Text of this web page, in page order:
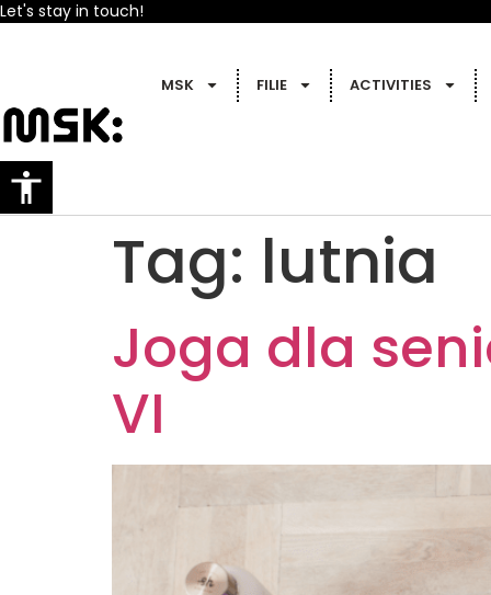
Let's stay in touch!
MSK FILIE ACTIVITIES
Tag: lutnia
Joga dla
VI